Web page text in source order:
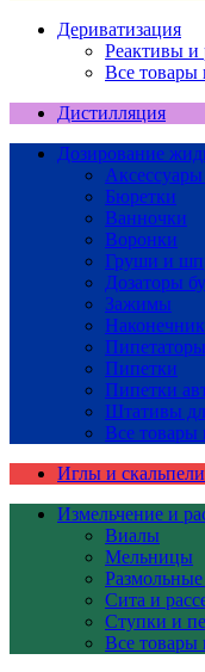
Дериватизация
Реактивы и
Все товары
Дистилляция
Дозирование
Бюретки
Ванночки
Воронки
Груши и
Дозаторы
Зажимы
Пипетаторы
Пипетки
Пипетки
Штативы
Все товары
Иглы и скальпели
Измельчение и
Виалы
Мельницы
Сита и
Ступки и
Все товары